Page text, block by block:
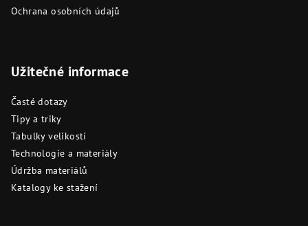
Ochrana osobních údajů
Užitečné informace
Časté dotazy
Tipy a triky
Tabulky velikostí
Technologie a materiály
Údržba materiálů
Katalogy ke stažení